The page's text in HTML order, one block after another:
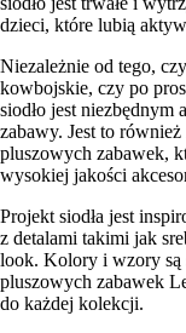
dzieci, które lubią
Niezależnie od tego,
kowbojskie, czy po
siodło jest niezbędnym
zabawy. Jest to
pluszowych zabawek,
wysokiej jakości
Projekt siodła jest
z detalami takimi jak
look. Kolory i wzory są
pluszowych zabawek
do każdej kolekcji.